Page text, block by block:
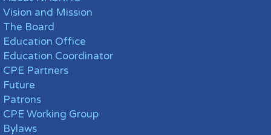
Vision and Mission
The Board
Education Office
Education Coordinator
CPE Partners
Future
Patrons
CPE Working Group
Bylaws